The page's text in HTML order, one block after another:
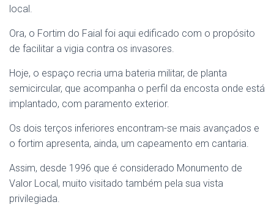
local.
Ora, o Fortim do Faial foi aqui edificado com o propósito
de facilitar a vigia contra os invasores.
Hoje, o espaço recria uma bateria militar, de planta
semicircular, que acompanha o perfil da encosta onde está
implantado, com paramento exterior.
Os dois terços inferiores encontram-se mais avançados e
o fortim apresenta, ainda, um capeamento em cantaria.
Assim, desde 1996 que é considerado Monumento de
Valor Local, muito visitado também pela sua vista
privilegiada.